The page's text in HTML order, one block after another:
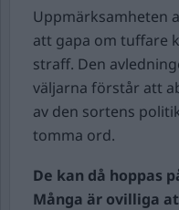
Uppmärksamheten
att gapa om tuffare
straff. Den
väljarna förstår att
av den sortens
tomma ord.
De kan då hoppas
Många är ovilliga